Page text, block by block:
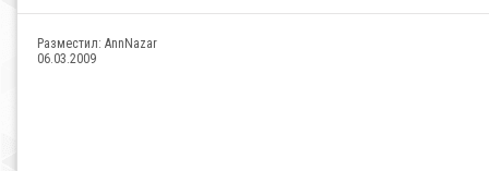
Разместил: AnnNazar
06.03.2009